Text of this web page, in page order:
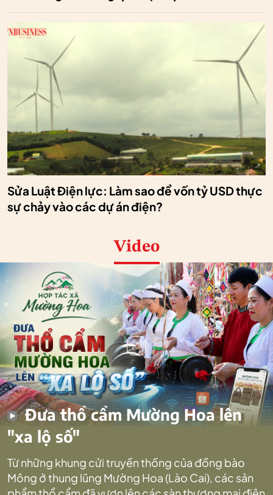
Sửa Luật Điện lực: Làm sao để vốn tỷ USD thực
sự chảy vào các dự án điện?
Video
Đưa thổ cẩm Mường Hoa lên
"xa lộ số"
Từ những khung cửi truyền thống của đồng bào
Mông ở thung lũng Mường Hoa (Lào Cai), các sản